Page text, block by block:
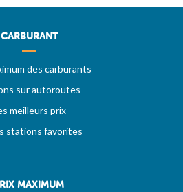
CARBURANT
des carburants
sur autoroutes
meilleurs prix
stations favorites
MAXIMUM